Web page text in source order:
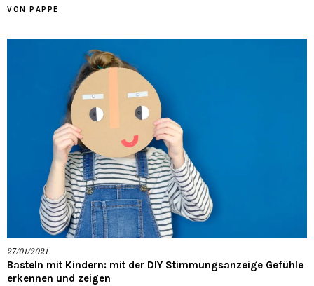
VON PAPPE
27/01/2021
Basteln mit Kindern: mit der DIY Stimmungsanzeige Gefühle
erkennen und zeigen